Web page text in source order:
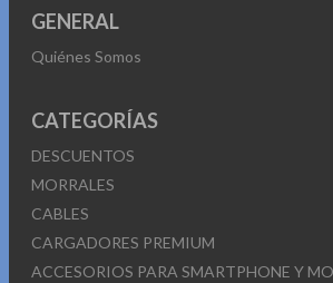
GENERAL
Quiénes Somos
CATEGORÍAS
DESCUENTOS
MORRALES
CABLES
CARGADORES PREMIUM
ACCESORIOS PARA SMARTPHONE Y